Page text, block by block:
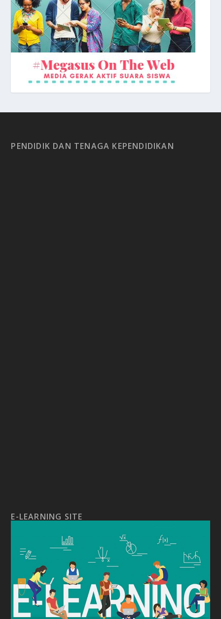
PENDIDIK DAN TENAGA KEPENDIDIKAN
E-LEARNING SITE